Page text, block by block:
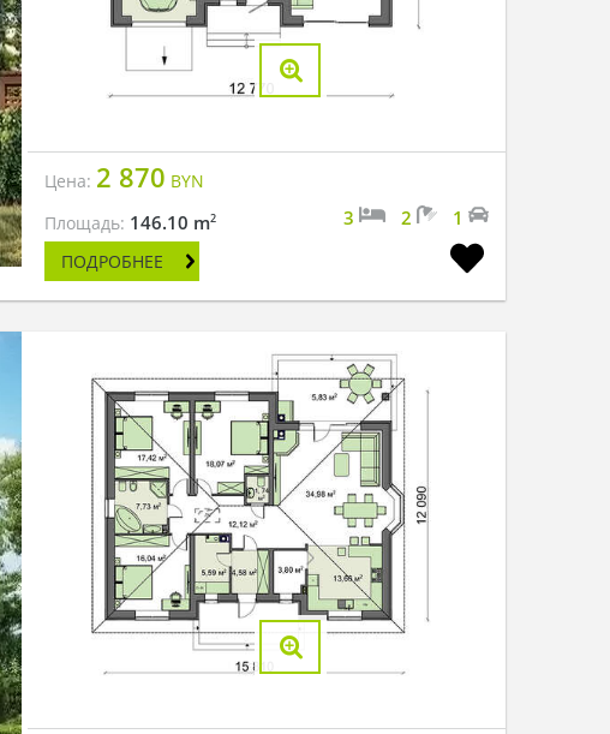
Цена: 2 870 BYN
Площадь: 146.10 m2 3 2 1
ПОДРОБНЕЕ